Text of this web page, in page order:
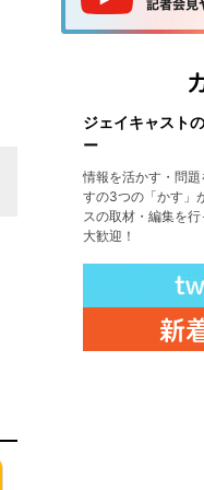
ジェイキャスト
ー
情報を活かす・問
すの3つの「かす」
スの取材・編集を行
大歓迎！